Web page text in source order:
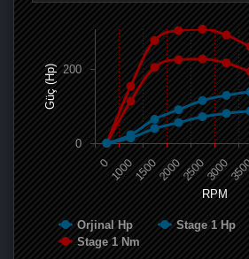
RPM
Güç (Hp)
Orjinal Hp Stage 1 Hp
Stage 1 Nm
0 10001500200025003000
0
200